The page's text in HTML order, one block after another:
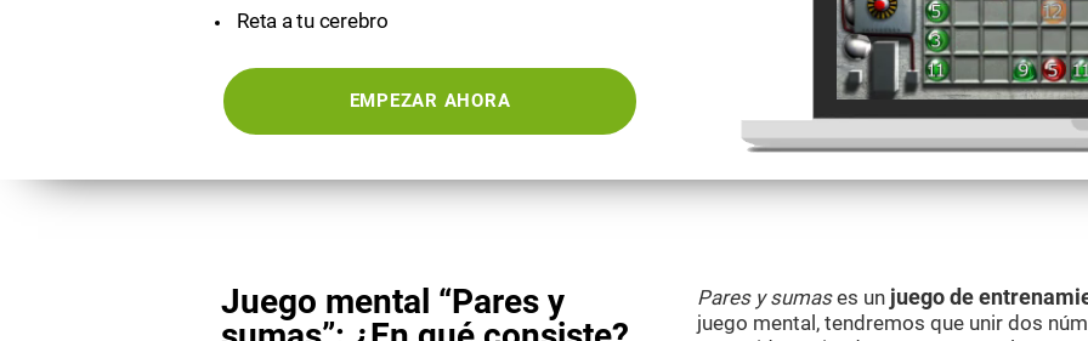
Reta a tu cerebro
EMPEZAR AHORA
Juego mental “Pares y
Pares y sumases un juego de
juego mental, tendremos que unir dos